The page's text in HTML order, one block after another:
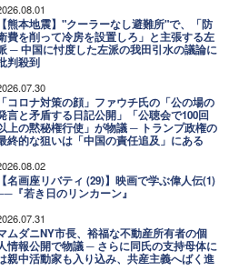
【熊本地震】"クーラーなし避難所"で、「防
費を削って冷房を設置しろ」と主張する左
─ 中国に忖度した左派の我田引水の議論に
判殺到
「コロナ対策の顔」ファウチ氏の「公の場の
言と矛盾する日記公開」「公聴会で100回
上の黙秘権行使」が物議 ─ トランプ政権の
終的な狙いは「中国の責任追及」にある
【名画座リバティ (29)】映画で学ぶ偉人伝(1)
『若き日のリンカーン』
ムダニNY市長、裕福な不動産所有者の個
情報公開で物議 ─ さらに同氏の支持母体に
親中活動家も入り込み、共産主義へばく進